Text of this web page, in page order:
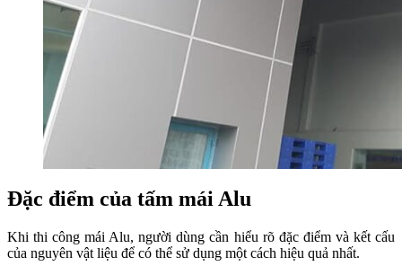
Đặc điểm của tấm mái Alu
Khi thi công mái Alu, người dùng cần hiểu rõ đặc điểm và kết cấu
của nguyên vật liệu để có thể sử dụng một cách hiệu quả nhất.